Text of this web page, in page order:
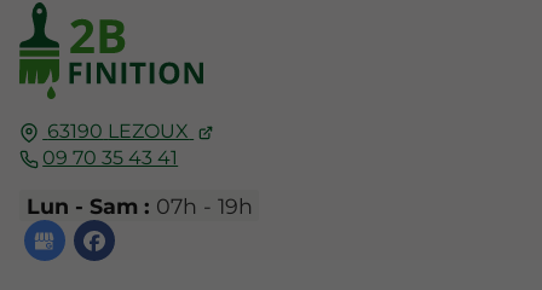
63190 LEZOUX
09 70 35 43 41
Lun - Sam : 07h - 19h